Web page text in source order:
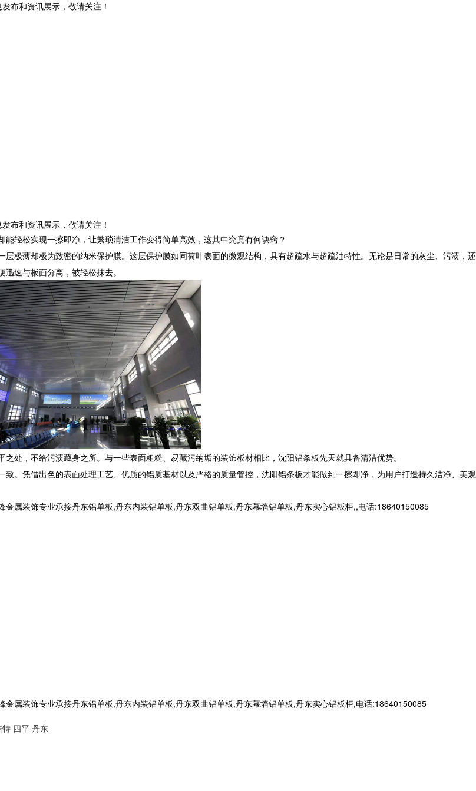
布和资讯展示，敬请关注！
布和资讯展示，敬请关注！
能轻松实现一擦即净，让繁琐清洁工作变得简单高效，这其中究竟有何诀窍？
极薄却极为致密的纳米保护膜。这层保护膜如同荷叶表面的微观结构，具有超疏水与超疏油特性。无论是日常的灰尘、污渍，还
速与板面分离，被轻松抹去。
处，不给污渍藏身之所。与一些表面粗糙、易藏污纳垢的装饰板材相比，沈阳铝条板先天就具备清洁优势。
。凭借出色的表面处理工艺、优质的铝质基材以及严格的质量管控，沈阳铝条板才能做到一擦即净，为用户打造持久洁净、美观
属装饰专业承接丹东铝单板,丹东内装铝单板,丹东双曲铝单板,丹东幕墙铝单板,丹东实心铝板柜,,电话:18640150085
属装饰专业承接丹东铝单板,丹东内装铝单板,丹东双曲铝单板,丹东幕墙铝单板,丹东实心铝板柜,电话:18640150085
特 四平 丹东